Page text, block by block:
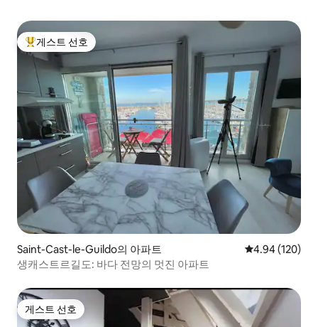
상위 게스트 선호
게스트 선호
Saint-Cast-le-Guildo의 아파트 평점 4.94점(5
4.94 (120)
생캐스트르길도: 바다 전망의 멋진 아파트
게스트 선호
게스트 선호